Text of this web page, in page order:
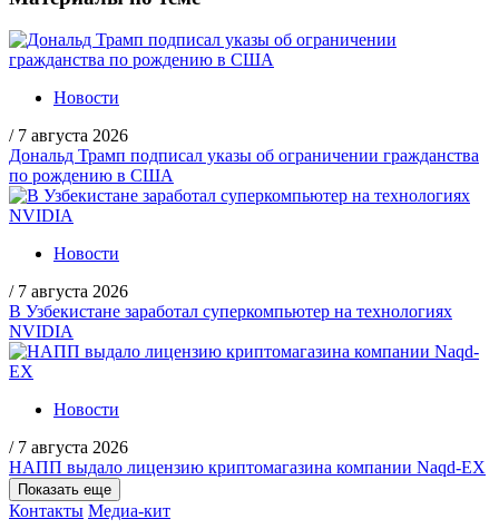
Новости
/ 7 августа 2026
Дональд Трамп подписал указы об ограничении гражданства
по рождению в США
Новости
/ 7 августа 2026
В Узбекистане заработал суперкомпьютер на технологиях
NVIDIA
Новости
/ 7 августа 2026
НАПП выдало лицензию криптомагазина компании Naqd-EX
Показать еще
Контакты Медиа-кит